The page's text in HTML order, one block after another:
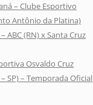
– Clube Esportivo
Antônio da Platina)
ABC (RN) x Santa Cruz
Osvaldo Cruz
SP) – Temporada Oficial